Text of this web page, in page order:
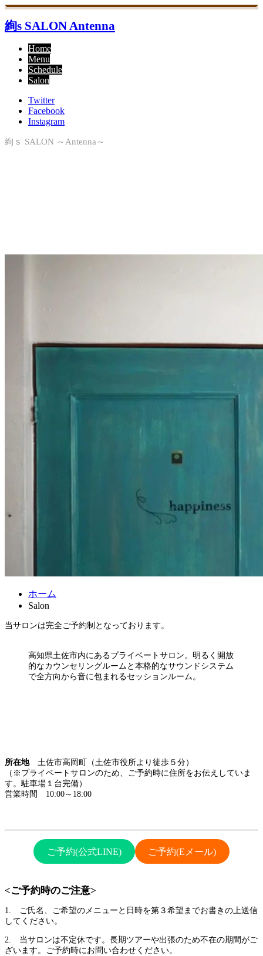
絢s SALON Antenna
Home
Menu
Schedule
Salon
Twitter
Facebook
Instagram
絢ｓ SALON ～Antenna～
ホーム
Salon
当サロンは完全ご予約制となっております。
高知県土佐市内にあるプライベートサロン。明るく開放
的なカウンセリングルームと本格的なサウンドシステム
で全方向から音に包まれるセッションルーム。
所在地土佐市高岡町（土佐市役所より徒歩５分）
（※プライベートサロンのため、ご予約時に住所をお伝えしていま
す。駐車場１台完備）
営業時間 10:00～18:00
ご予約(公式LINE) ご予約(Eメール)
<ご予約時のご注意>
1. ご氏名、ご希望のメニューと日時を第３希望までお書きの上送信
してください。
2. 当サロンは不定休です。長期ツアーや出張のため不在の期間がご
ざいます。ご予約時にお問い合わせください。